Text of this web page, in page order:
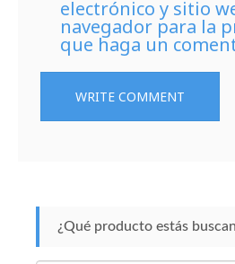
electrónico y sitio
navegador para la
que haga un
¿Qué producto estás